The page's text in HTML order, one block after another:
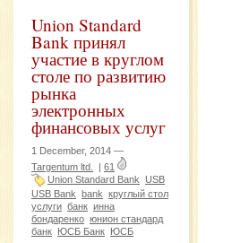
Union Standard
Bank принял
участие в круглом
столе по развитию
рынка
электронных
финансовых услуг
1 December, 2014 —
Targentum ltd.
61
Union Standard Bank USB
USB Bank
bank круглый стол
услуги банк инна
бондаренко юнион стандард
банк
ЮСБ Банк ЮСБ